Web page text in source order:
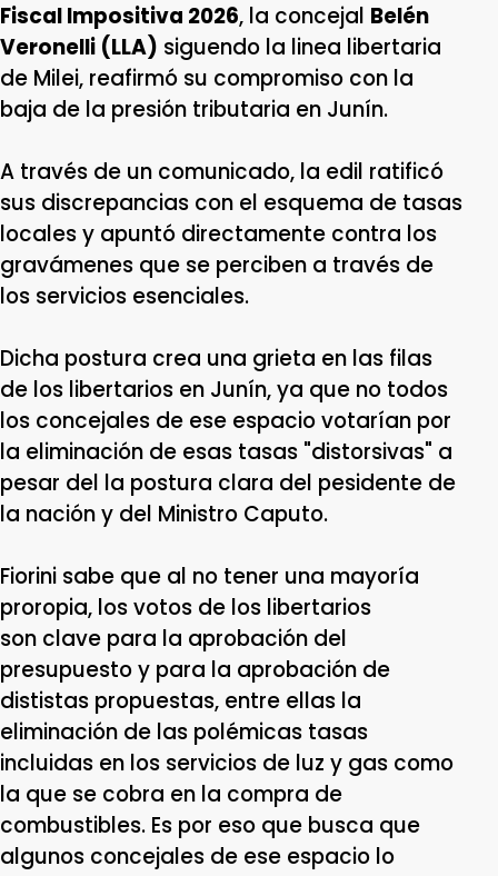
Fiscal Impositiva 2026, la concejal Belén
Veronelli (LLA) siguendo la linea libertaria
de Milei, reafirmó su compromiso con la
baja de la presión tributaria en Junín.
A través de un comunicado, la edil ratificó
sus discrepancias con el esquema de tasas
locales y apuntó directamente contra los
gravámenes que se perciben a través de
los servicios esenciales.
Dicha postura crea una grieta en las filas
de los libertarios en Junín, ya que no todos
los concejales de ese espacio votarían por
la eliminación de esas tasas "distorsivas" a
pesar del la postura clara del pesidente de
la nación y del Ministro Caputo.
Fiorini sabe que al no tener una mayoría
proropia, los votos de los libertarios
son clave para la aprobación del
presupuesto y para la aprobación de
dististas propuestas, entre ellas la
eliminación de las polémicas tasas
incluidas en los servicios de luz y gas como
la que se cobra en la compra de
combustibles. Es por eso que busca que
algunos concejales de ese espacio lo